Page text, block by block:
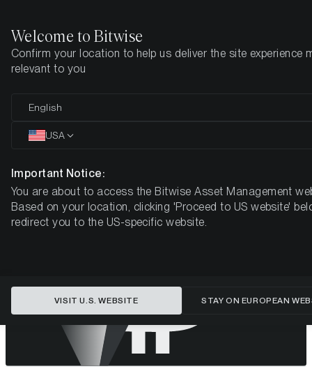
Startseite Market Updates Week 5, 2024
ETC Group Krypto-Markt-
Welcome to Bitwise
Confirm your location to help us deliver the site experience
relevant to you
English
USA
Important Notice:
You are about to access the Bitwise Asset Management
Based on your location, clicking 'Proceed to US website'
redirect you to the US-specific website.
VISIT U.S. WEBSITE STAY ON EUROPEAN